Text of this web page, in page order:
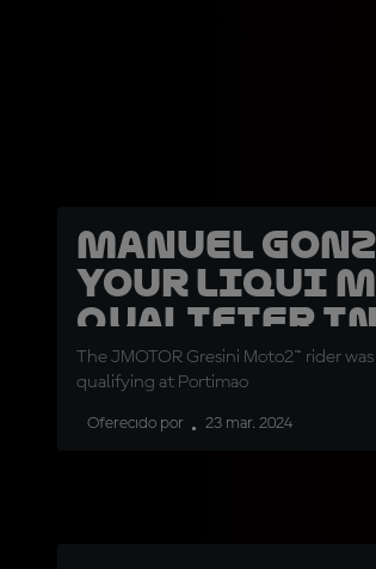
Manuel
your Liqui
qualifier in
The JMOTOR Gresini Moto2™ rider
qualifying at Portimao
Oferecido por 23 mar. 2024